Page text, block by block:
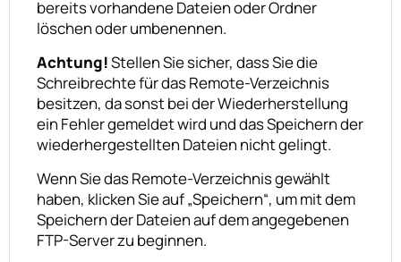
bereits vorhandene Dateien oder Ordner
löschen oder umbenennen.
Achtung!Stellen Sie sicher, dass Sie die
Schreibrechte für das Remote-Verzeichnis
besitzen, da sonst bei der Wiederherstellung
ein Fehler gemeldet wird und das Speichern der
wiederhergestellten Dateien nicht gelingt.
Wenn Sie das Remote-Verzeichnis gewählt
haben, klicken Sie auf „Speichern“, um mit dem
Speichern der Dateien auf dem angegebenen
FTP-Server zu beginnen.